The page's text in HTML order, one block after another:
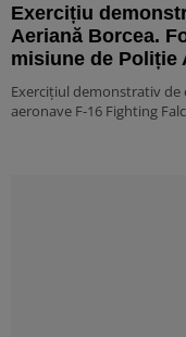
Exercițiu
Aeriană Borcea.
misiune de Poliție
Exercițiul demonstrativ de
aeronave F-16 Fighting